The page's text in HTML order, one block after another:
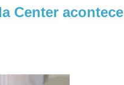
Center acontece